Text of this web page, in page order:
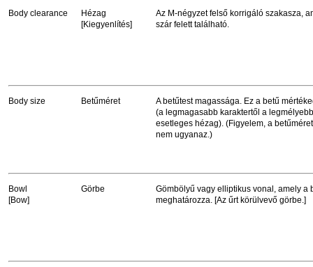
Body clearance
Hézag
[Kiegyenlítés]
Az M-négyzet felső korrigáló szakasza,
szár felett található.
Body size Betűméret
A betűtest magassága. Ez a betű
(a legmagasabb karaktertől a
esetleges hézag). (Figyelem, a
nem ugyanaz.)
Bowl
[Bow]
Görbe
Gömbölyű vagy elliptikus vonal, amely a
meghatározza. [Az űrt körülvevő görbe.]